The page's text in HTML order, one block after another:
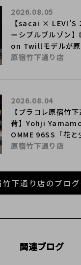
【sacai × LEVI'S
ーシブルブルゾン
on Twillモデルが
2026.08.05
原宿竹下通り店
【ブラコレ原宿竹
荷】Yohji
OMME 96SS「花
2026.08.04
原宿竹下通り店
竹下通り店のブロ
関連ブログ